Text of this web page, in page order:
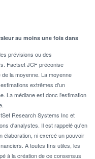
au moins une fois dans
prévisions ou des
Factset JCF préconise
la moyenne. La moyenne
extrêmes d'un
La médiane est donc l'estimation
Research Systems Inc et
d'analystes. Il est rappelé qu'en
élaboration, ni exercé un pouvoir
A toutes fins utiles, les
à la création de ce consensus